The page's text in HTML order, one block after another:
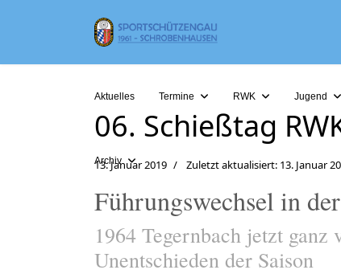
Aktuelles Termine RWK Jugend
Archiv
06. Schießtag
13. Januar 2019 Zuletzt aktualisiert: 13. Januar
Führungswechsel in
1964 Tegernbach jetzt
Unentschieden der Saison